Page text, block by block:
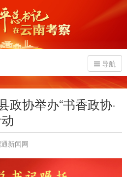
导航
政协举办“书香政协·
新闻网